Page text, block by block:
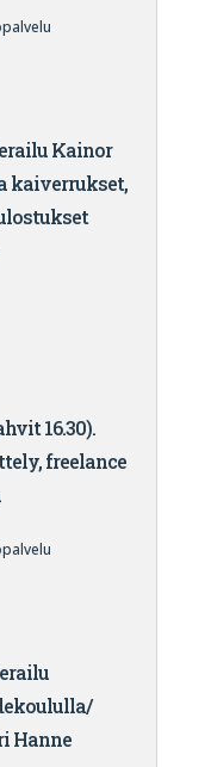
Kainor
kaiverrukset,
16.30).
freelance
Hanne